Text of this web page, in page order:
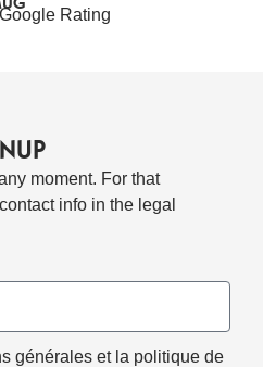
Rating
moment. For that
info in the legal
générales et la politique de